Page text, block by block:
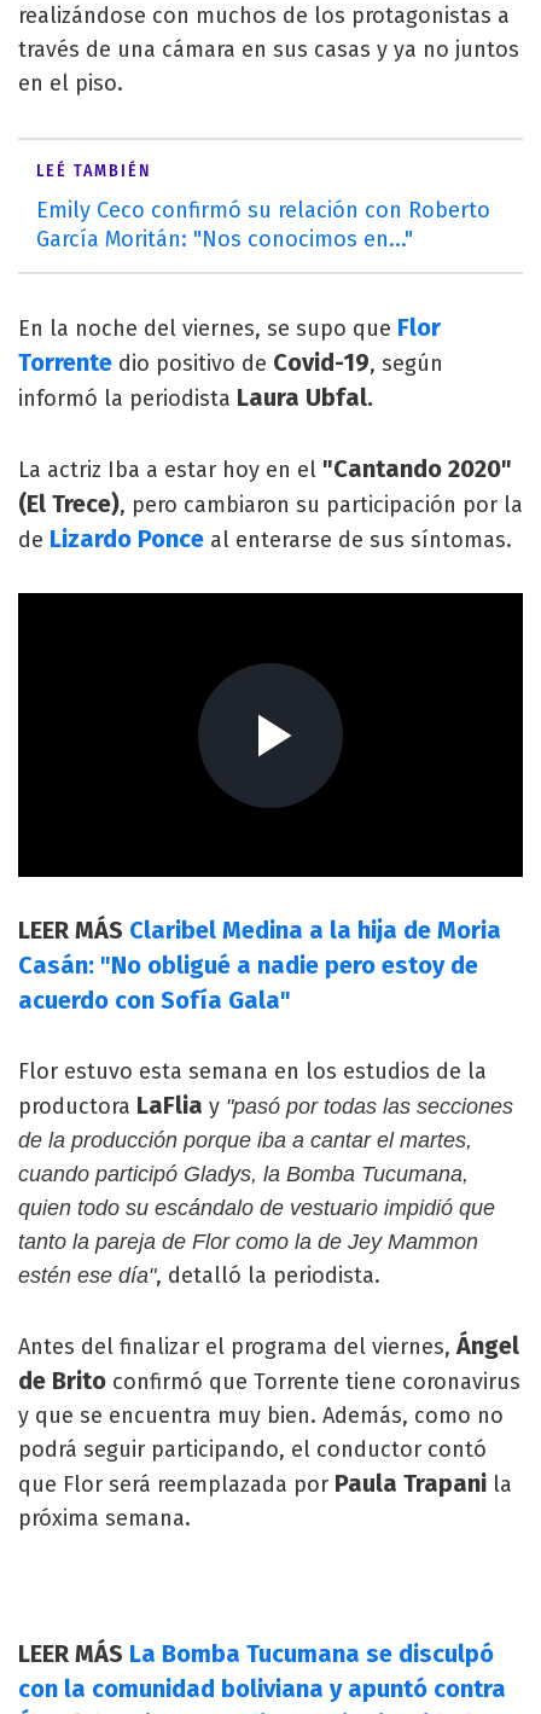
realizándose con muchos de los protagonistas a
través de una cámara en sus casas y ya no juntos
en el piso.
LEÉ TAMBIÉN
Emily Ceco confirmó su relación con Roberto
García Moritán: "Nos conocimos en..."
En la noche del viernes, se supo que Flor
Torrente dio positivo de Covid-19, según
informó la periodista Laura Ubfal.
La actriz Iba a estar hoy en el "Cantando 2020"
(El Trece), pero cambiaron su participación por la
de Lizardo Ponce al enterarse de sus síntomas.
LEER MÁS Claribel Medina a la hija de Moria
Casán: "No obligué a nadie pero estoy de
acuerdo con Sofía Gala"
Flor estuvo esta semana en los estudios de la
productora LaFlia y "pasó por todas las secciones
de la producción porque iba a cantar el martes,
cuando participó Gladys, la Bomba Tucumana,
quien todo su escándalo de vestuario impidió que
tanto la pareja de Flor como la de Jey Mammon
estén ese día", detalló la periodista.
Antes del finalizar el programa del viernes,Ángel
de Brito confirmó que Torrente tiene coronavirus
y que se encuentra muy bien. Además, como no
podrá seguir participando, el conductor contó
que Flor será reemplazada por Paula Trapani la
próxima semana.
LEER MÁS La Bomba Tucumana se disculpó
con la comunidad boliviana y apuntó contra